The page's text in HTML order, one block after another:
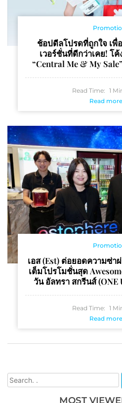
MOST
ช้อปดีลโปรดที่ถูกใจ เ
เวอร์ชั่นที่ดีกว่าเคย! โ
“Central Me & My
Read Time: 1
Read more
เอส (est) ต่อยอดความซ่า
เต็มโปรโมชั่นสุด
วัน อัลทรา สกรีนส์ (ONE
Read Time: 1
Read more